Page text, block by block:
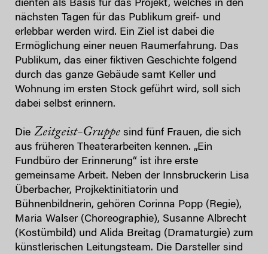
dienten als Basis für das Projekt, welches in den
nächsten Tagen für das Publikum greif- und
erlebbar werden wird. Ein Ziel ist dabei die
Ermöglichung einer neuen Raumerfahrung. Das
Publikum, das einer fiktiven Geschichte folgend
durch das ganze Gebäude samt Keller und
Wohnung im ersten Stock geführt wird, soll sich
dabei selbst erinnern.
Die Zeitgeist-Gruppe sind fünf Frauen, die sich
aus früheren Theaterarbeiten kennen. „Ein
Fundbüro der Erinnerung“ ist ihre erste
gemeinsame Arbeit. Neben der Innsbruckerin Lisa
Überbacher, Projkektinitiatorin und
Bühnenbildnerin, gehören Corinna Popp (Regie),
Maria Walser (Choreographie), Susanne Albrecht
(Kostümbild) und Alida Breitag (Dramaturgie) zum
künstlerischen Leitungsteam. Die Darsteller sind